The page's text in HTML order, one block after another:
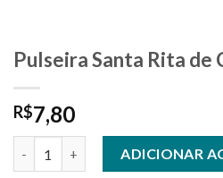
Pulseira Santa Rita de
R$7,80
ADICIONAR